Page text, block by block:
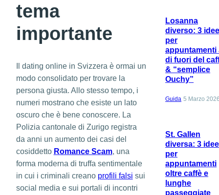
tema
importante
Il dating online in Svizzera è ormai un
modo consolidato per trovare la
persona giusta. Allo stesso tempo, i
numeri mostrano che esiste un lato
oscuro che è bene conoscere. La
Polizia cantonale di Zurigo registra
da anni un aumento dei casi del
cosiddetto Romance Scam, una
forma moderna di truffa sentimentale
in cui i criminali creano profili falsi sui
social media e sui portali di incontri
Losanna
diverso: 3
per
appuntamenti
di fuori del
& “semplice
Ouchy”
Guida 5 Marzo
St. Gallen
diversa: 3 idee
per
appuntamenti
oltre caffè e
lunghe
passeggiate